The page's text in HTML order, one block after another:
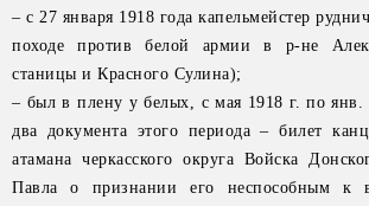
– с 27 января 1918 года капельмейстер
походе против белой армии в р-не
станицы и Красного Сулина);
– был в плену у белых, с мая 1918 г. по янв.
два документа этого периода – билет
атамана черкасского округа Войска
Павла о признании его неспособным к